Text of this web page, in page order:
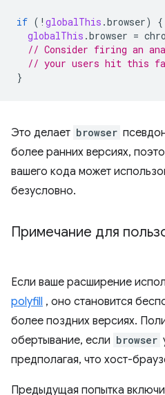
if ( ! globalThis .browser)
{
globalThis .browser =
// Consider firing an
// your users hit this
}
Это делает browser
более ранних версиях,
вашего кода может
безусловно.
Примечание для
Если ваше расширение
polyfill , оно становится
более поздних версиях.
обертывание, если browser
предполагая, что хост-
Предыдущая попытка